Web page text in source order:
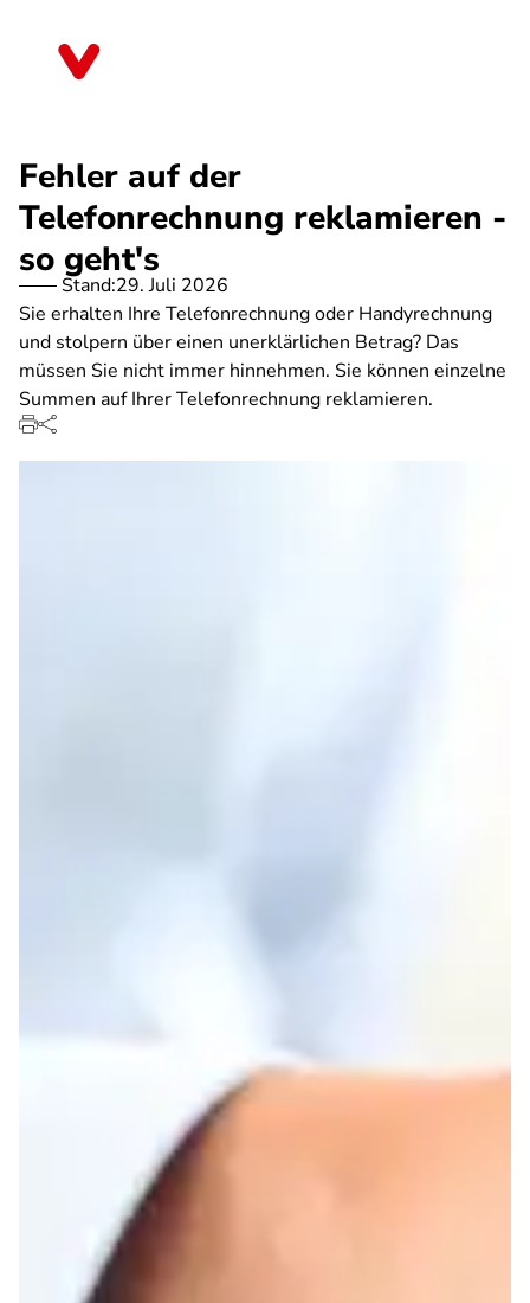
Fehler auf der
Telefonrechnung reklamieren -
so geht's
Stand:29. Juli 2026
Sie erhalten Ihre Telefonrechnung oder Handyrechnung
und stolpern über einen unerklärlichen Betrag? Das
müssen Sie nicht immer hinnehmen. Sie können einzelne
Summen auf Ihrer Telefonrechnung reklamieren.